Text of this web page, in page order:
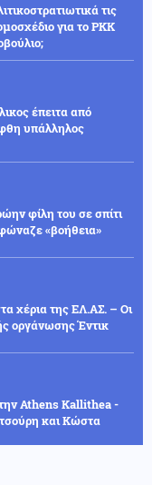
τις
για το PKK
έπειτα από
υπάλληλος
φίλη του σε σπίτι
«βοήθεια»
χέρια της ΕΛ.ΑΣ. – Οι
οργάνωσης Έντικ
Athens Kallithea -
και Κώστα